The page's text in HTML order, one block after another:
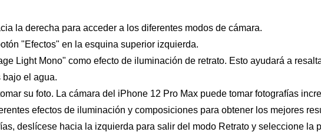
la derecha para acceder a los diferentes modos de cámara.
"Efectos" en la esquina superior izquierda.
Light Mono" como efecto de iluminación de retrato. Esto ayudará a
bajo el agua.
su foto. La cámara del iPhone 12 Pro Max puede tomar fotografías
efectos de iluminación y composiciones para obtener los mejores
deslícese hacia la izquierda para salir del modo Retrato y seleccione la